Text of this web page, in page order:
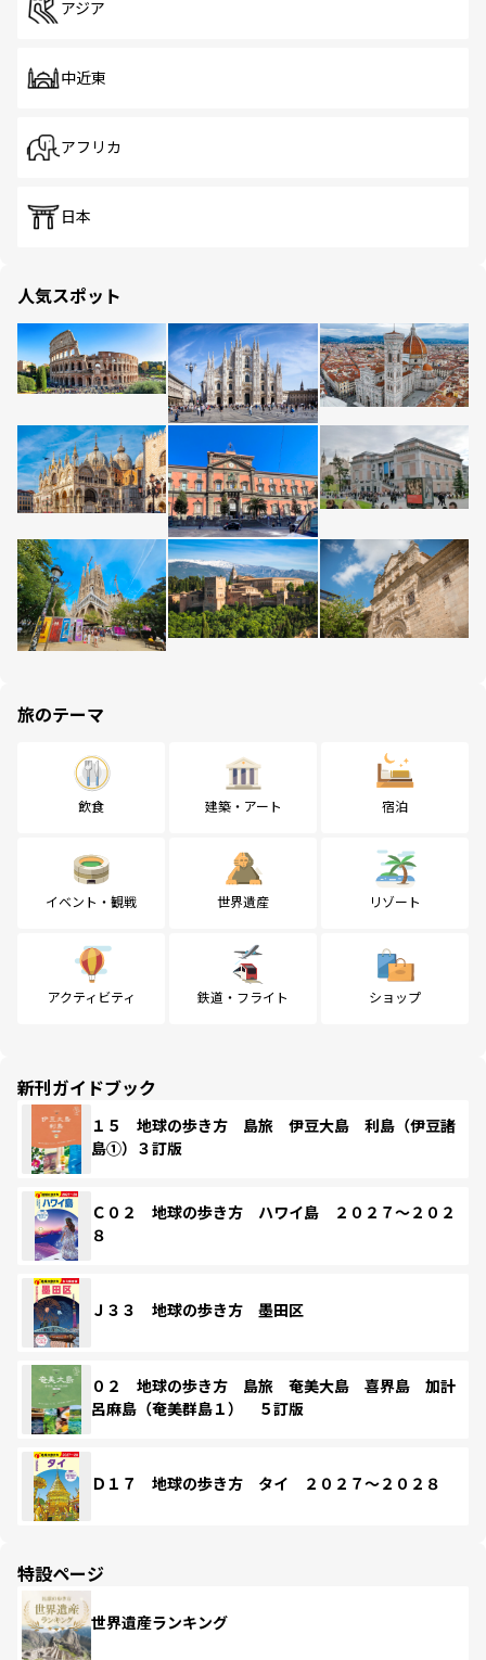
アジア
中近東
アフリカ
日本
人気スポット
旅のテーマ
飲食 建築・アート 宿泊
イベント・観戦 世界遺産 リゾート
アクティビティ 鉄道・フライト ショップ
新刊ガイドブック
１５ 地球の歩き方 島旅 伊豆大島 利島（伊豆諸
島①）３訂版
Ｃ０２ 地球の歩き方 ハワイ島 ２０２７～２０２
８
Ｊ３３ 地球の歩き方 墨田区
０２ 地球の歩き方 島旅 奄美大島 喜界島 加計
呂麻島（奄美群島１） ５訂版
Ｄ１７ 地球の歩き方 タイ ２０２７～２０２８
特設ページ
世界遺産ランキング